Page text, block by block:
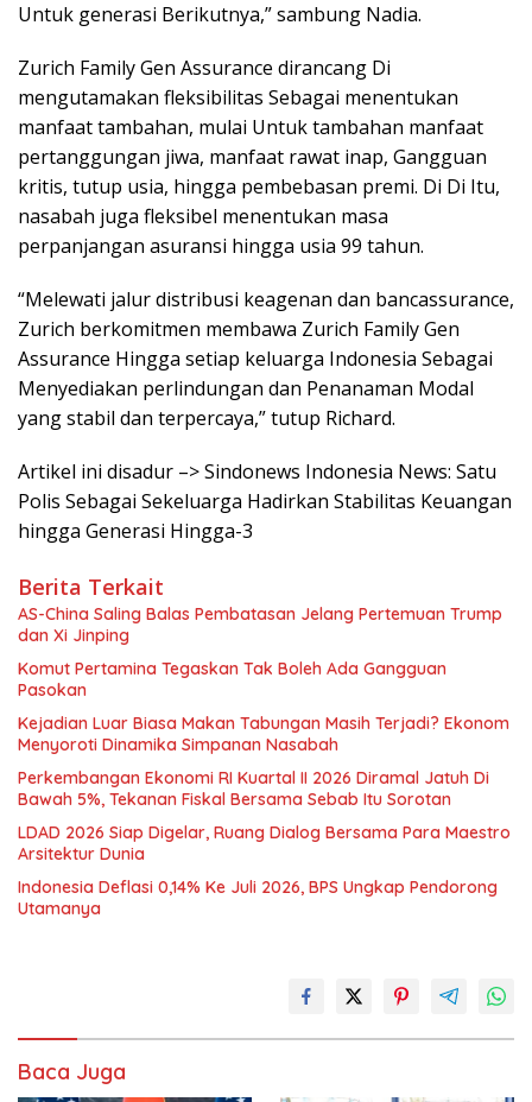
Untuk generasi Berikutnya,” sambung Nadia.
Zurich Family Gen Assurance dirancang Di
mengutamakan fleksibilitas Sebagai menentukan
manfaat tambahan, mulai Untuk tambahan manfaat
pertanggungan jiwa, manfaat rawat inap, Gangguan
kritis, tutup usia, hingga pembebasan premi. Di Di Itu,
nasabah juga fleksibel menentukan masa
perpanjangan asuransi hingga usia 99 tahun.
“Melewati jalur distribusi keagenan dan bancassurance,
Zurich berkomitmen membawa Zurich Family Gen
Assurance Hingga setiap keluarga Indonesia Sebagai
Menyediakan perlindungan dan Penanaman Modal
yang stabil dan terpercaya,” tutup Richard.
Artikel ini disadur –> Sindonews Indonesia News: Satu
Polis Sebagai Sekeluarga Hadirkan Stabilitas Keuangan
hingga Generasi Hingga-3
Berita Terkait
AS-China Saling Balas Pembatasan Jelang Pertemuan Trump
dan Xi Jinping
Komut Pertamina Tegaskan Tak Boleh Ada Gangguan
Pasokan
Kejadian Luar Biasa Makan Tabungan Masih Terjadi? Ekonom
Menyoroti Dinamika Simpanan Nasabah
Perkembangan Ekonomi RI Kuartal II 2026 Diramal Jatuh Di
Bawah 5%, Tekanan Fiskal Bersama Sebab Itu Sorotan
LDAD 2026 Siap Digelar, Ruang Dialog Bersama Para Maestro
Arsitektur Dunia
Indonesia Deflasi 0,14% Ke Juli 2026, BPS Ungkap Pendorong
Utamanya
Baca Juga